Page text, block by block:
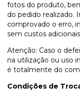
fotos do produto,
do pedido realizado.
comprovado o erro,
sem custos
Atenção: Caso o
na utilização ou uso
é totalmente do
Condições de